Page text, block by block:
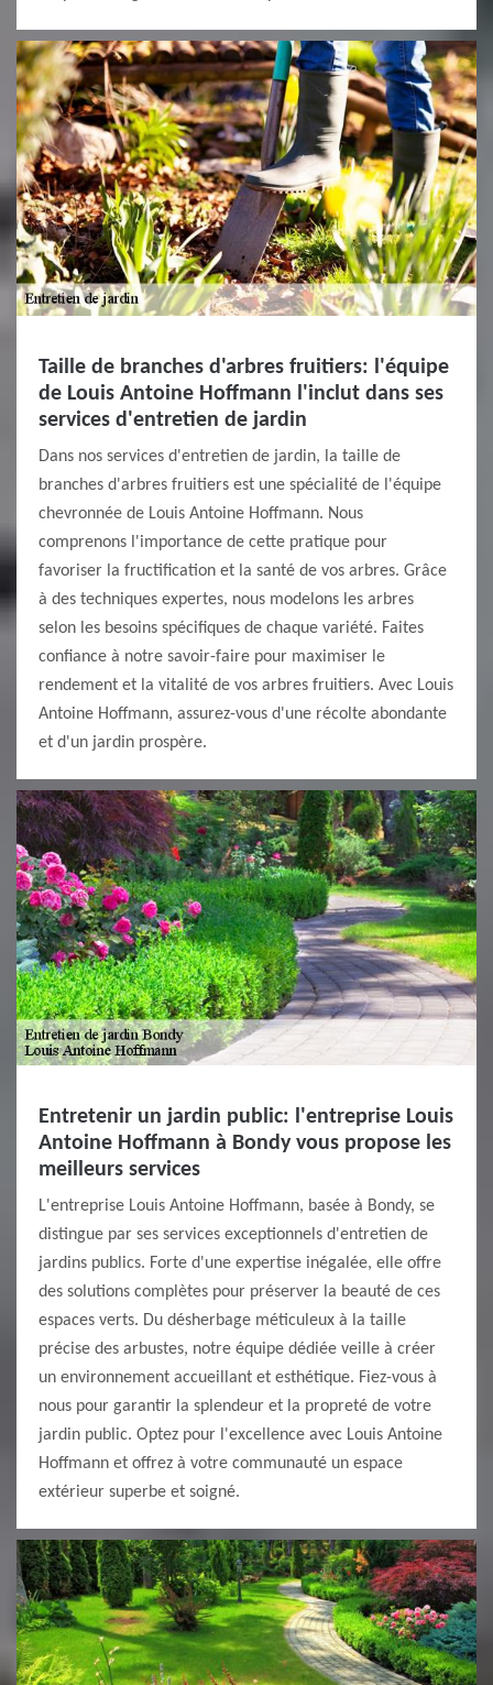
Taille de branches d'arbres fruitiers: l'équipe
de Louis Antoine Hoffmann l'inclut dans ses
services d'entretien de jardin
Dans nos services d'entretien de jardin, la taille de
branches d'arbres fruitiers est une spécialité de l'équipe
chevronnée de Louis Antoine Hoffmann. Nous
comprenons l'importance de cette pratique pour
favoriser la fructification et la santé de vos arbres. Grâce
à des techniques expertes, nous modelons les arbres
selon les besoins spécifiques de chaque variété. Faites
confiance à notre savoir-faire pour maximiser le
rendement et la vitalité de vos arbres fruitiers. Avec Louis
Antoine Hoffmann, assurez-vous d'une récolte abondante
et d'un jardin prospère.
Entretenir un jardin public: l'entreprise Louis
Antoine Hoffmann à Bondy vous propose les
meilleurs services
L'entreprise Louis Antoine Hoffmann, basée à Bondy, se
distingue par ses services exceptionnels d'entretien de
jardins publics. Forte d'une expertise inégalée, elle offre
des solutions complètes pour préserver la beauté de ces
espaces verts. Du désherbage méticuleux à la taille
précise des arbustes, notre équipe dédiée veille à créer
un environnement accueillant et esthétique. Fiez-vous à
nous pour garantir la splendeur et la propreté de votre
jardin public. Optez pour l'excellence avec Louis Antoine
Hoffmann et offrez à votre communauté un espace
extérieur superbe et soigné.